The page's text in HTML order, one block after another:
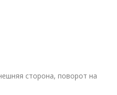
сторона, поворот на